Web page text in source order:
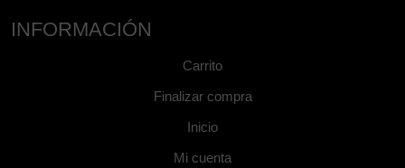
INFORMACIÓN
Carrito
Finalizar compra
Inicio
Mi cuenta